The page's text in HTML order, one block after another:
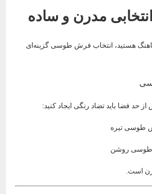
هستید، انتخاب فرش طوسی گزینه‌ای
فضا باید تضاد رنگی ایجاد کنید:
تیره
روشن
است.